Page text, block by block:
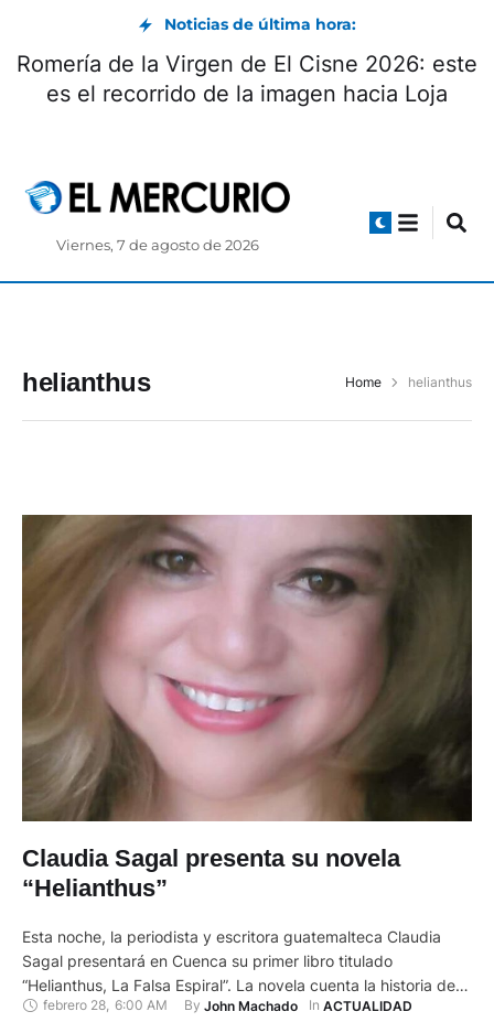
Noticias de última hora:
Romería de la Virgen de El Cisne 2026: este
es el recorrido de la imagen hacia Loja
Viernes, 7 de agosto de 2026
helianthus Home helianthus
Claudia Sagal presenta su novela
“Helianthus”
Esta noche, la periodista y escritora guatemalteca Claudia
Sagal presentará en Cuenca su primer libro titulado
“Helianthus, La Falsa Espiral”. La novela cuenta la historia de
un periodista de investigación que deberá elegir entre el amor
febrero 28, 6:00 AM By John Machado In ACTUALIDAD